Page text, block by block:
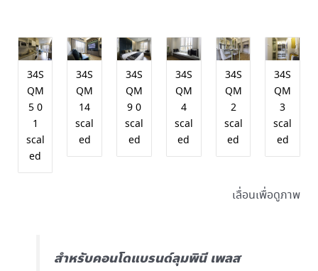
34S
QM
5 0
1
scal
ed
34S
QM
14
scal
ed
34S
QM
9 0
scal
ed
34S
QM
4
scal
ed
34S
QM
2
scal
ed
34S
QM
3
scal
ed
เลื่อนเพื่อดูภาพ
สำหรับคอนโดแบรนด์ลุมพินี เพลส